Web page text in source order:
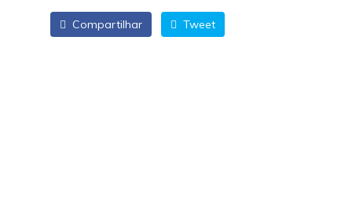
Compartilhar Tweet